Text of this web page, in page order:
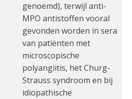
genoemd), terwijl anti-
MPO antistoffen vooral
gevonden worden in sera
van patiënten met
microscopische
polyangiitis, het Churg-
Strauss syndroom en bij
idiopathische